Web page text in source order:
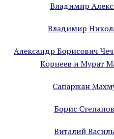
Владимир
Владимир
Александр Борисович
Корнеев и Мурат
Сапаржан
Борис
Виталий